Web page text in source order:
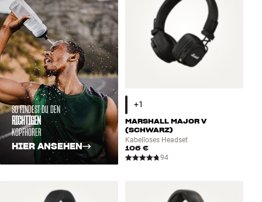
SO FINDEST DU DEN
RICHTIGEN
KOPFHÖRER
HIER ANSEHEN
MARSHALL MAJOR V
(SCHWARZ)
Kabelloses Headset
106 €
94